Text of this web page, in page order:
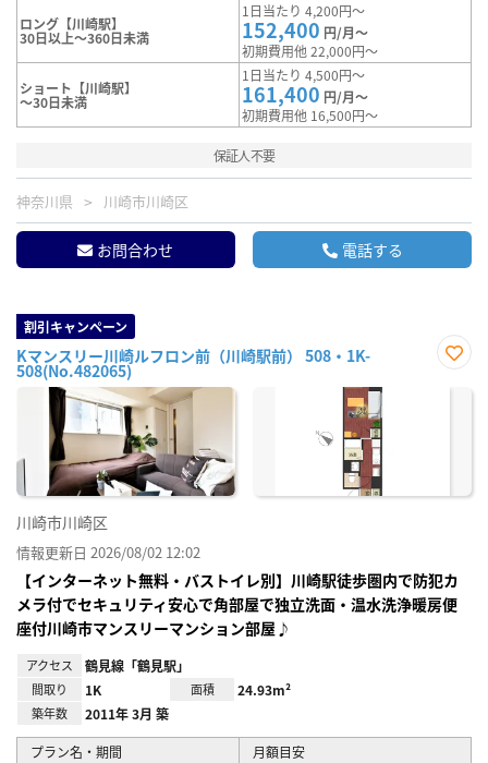
ロング【川崎駅】
30日以上～360日未満
1日当たり 4,200円～
152,400 円/月～
初期費用他 22,000円～
ショート【川崎駅】
～30日未満
1日当たり 4,500円～
161,400 円/月～
初期費用他 16,500円～
保証人不要
神奈川県 川崎市川崎区
お問合わせ 電話する
割引キャンペーン
Kマンスリー川崎ルフロン前（川崎駅前） 508・1K-
508(No.482065)
に入
川崎市川崎区
情報更新日 2026/08/02 12:02
【インターネット無料・バストイレ別】川崎駅徒歩圏内で防犯カ
メラ付でセキュリティ安心で角部屋で独立洗面・温水洗浄暖房便
座付川崎市マンスリーマンション部屋♪
アクセス 鶴見線「鶴見駅」
間取り 1K 面積 24.93m²
築年数 2011年 3月 築
プラン名・期間
月額目安